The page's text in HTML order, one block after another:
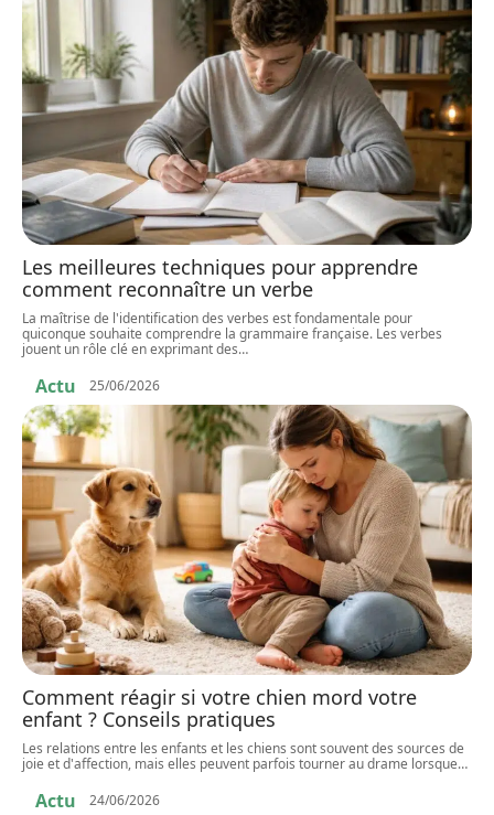
Les meilleures techniques pour apprendre
comment reconnaître un verbe
La maîtrise de l'identification des verbes est fondamentale pour
quiconque souhaite comprendre la grammaire française. Les verbes
jouent un rôle clé en exprimant des…
Actu 25/06/2026
Comment réagir si votre chien mord votre
enfant ? Conseils pratiques
Les relations entre les enfants et les chiens sont souvent des sources de
joie et d'affection, mais elles peuvent parfois tourner au drame lorsque…
Actu 24/06/2026